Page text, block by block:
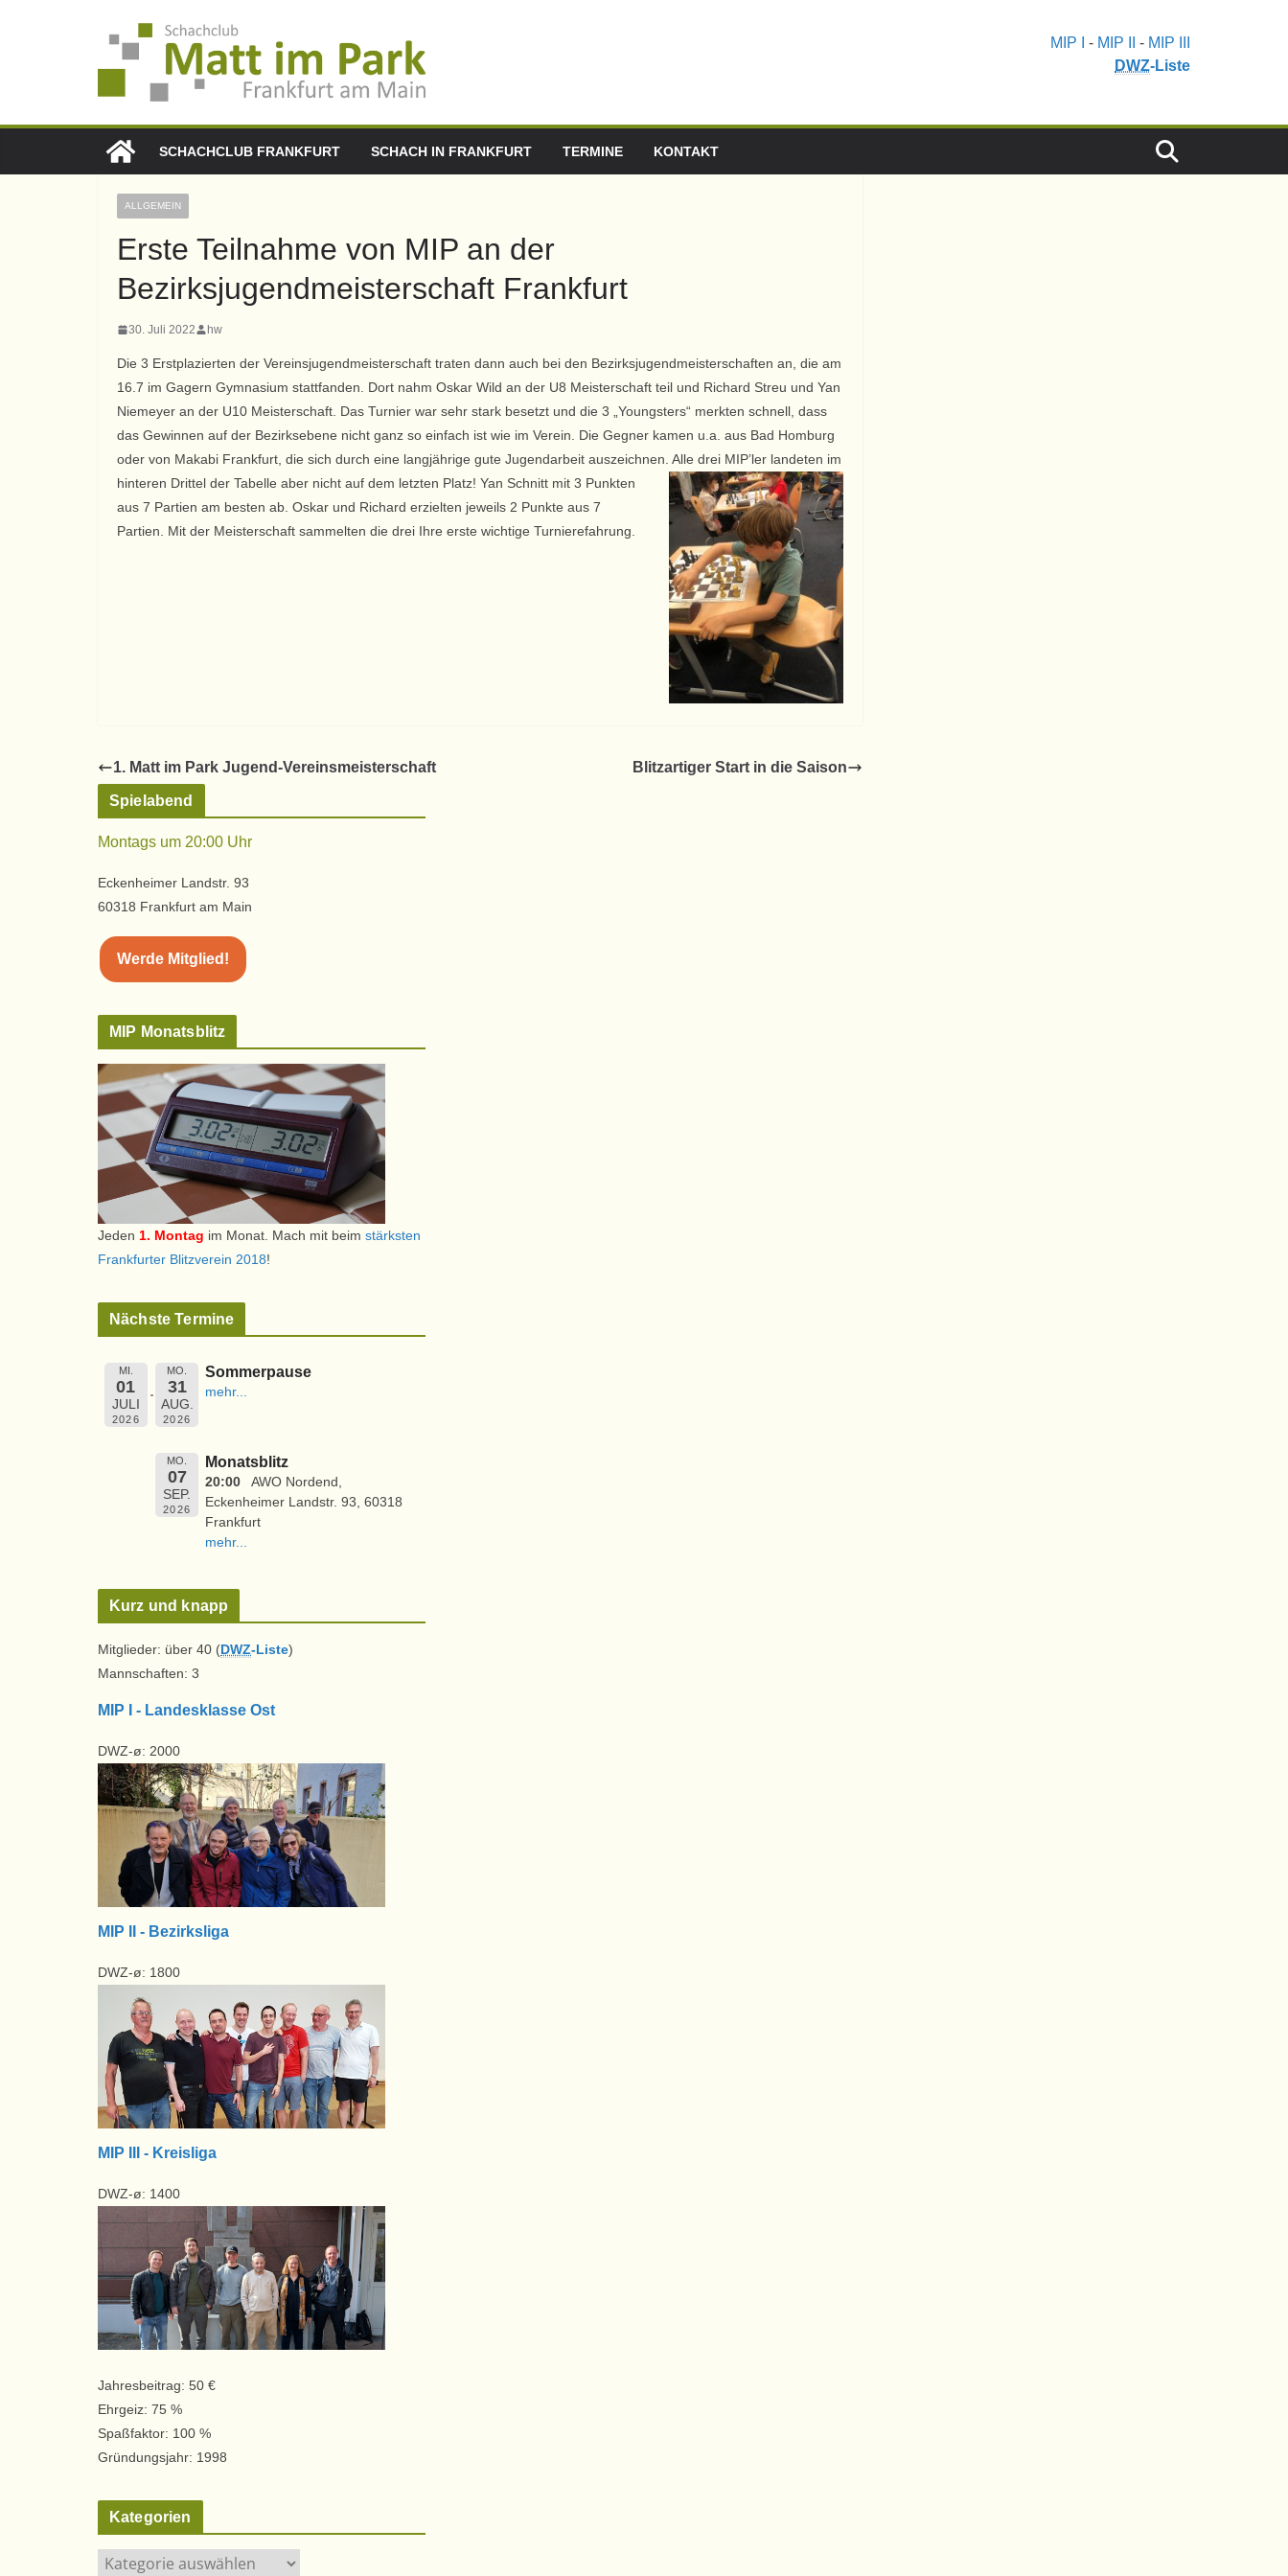
MIP I - MIP II - MIP III
DWZ-Liste
SCHACHCLUB FRANKFURT SCHACH IN FRANKFURT TERMINE KONTAKT
ALLGEMEIN
Erste Teilnahme von MIP an der
Bezirksjugendmeisterschaft Frankfurt
30. Juli 2022 hw
Die 3 Erstplazierten der Vereinsjugendmeisterschaft traten dann auch bei den Bezirksjugendmeisterschaften an, die am
16.7 im Gagern Gymnasium stattfanden. Dort nahm Oskar Wild an der U8 Meisterschaft teil und Richard Streu und Yan
Niemeyer an der U10 Meisterschaft. Das Turnier war sehr stark besetzt und die 3 „Youngsters“ merkten schnell, dass
das Gewinnen auf der Bezirksebene nicht ganz so einfach ist wie im Verein. Die Gegner kamen u.a. aus Bad Homburg
oder von Makabi Frankfurt, die sich durch eine langjährige gute Jugendarbeit auszeichnen. Alle drei MIP’ler landeten im
hinteren Drittel der Tabelle aber nicht auf dem letzten Platz! Yan Schnitt mit 3 Punkten
aus 7 Partien am besten ab. Oskar und Richard erzielten jeweils 2 Punkte aus 7
Partien. Mit der Meisterschaft sammelten die drei Ihre erste wichtige Turnierefahrung.
1. Matt im Park Jugend-Vereinsmeisterschaft Blitzartiger Start in die Saison
Spielabend
Montags um 20:00 Uhr
Eckenheimer Landstr. 93
60318 Frankfurt am Main
Werde Mitglied!
MIP Monatsblitz
Jeden 1. Montag im Monat. Mach mit beim stärksten
Frankfurter Blitzverein 2018!
Nächste Termine
MI.
01
JULI
2026
MO.
31
AUG.
2026
Sommerpause
mehr...
MO.
07
SEP.
2026
Monatsblitz
20:00
AWO Nordend,
Eckenheimer Landstr. 93, 60318
Frankfurt
mehr...
Kurz und knapp
Mitglieder: über 40 (DWZ-Liste)
Mannschaften: 3
MIP I - Landesklasse Ost
DWZ-ø: 2000
MIP II - Bezirksliga
DWZ-ø: 1800
MIP III - Kreisliga
DWZ-ø: 1400
Jahresbeitrag: 50 €
Ehrgeiz: 75 %
Spaßfaktor: 100 %
Gründungsjahr: 1998
Kategorien